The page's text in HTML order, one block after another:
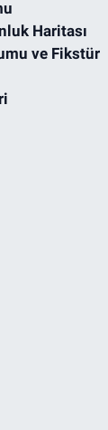
Haritası
ve Fikstür